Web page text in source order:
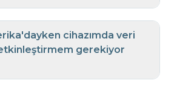
cihazımda veri
etkinleştirmem gerekiyor